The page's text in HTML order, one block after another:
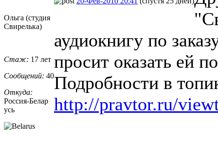
Ольга (студия
Свирелька)
Стаж: 17 лет
Сообщений: 40
Откуда:
Россия-Белар
усь
аудиокнигу по
просит оказать ей
Подробности в
http://pravtor.ru/